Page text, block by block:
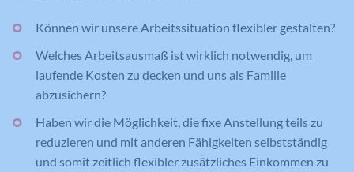
Können wir unsere Arbeitssituation flexibler gestalten?
Welches Arbeitsausmaß ist wirklich notwendig, um
laufende Kosten zu decken und uns als Familie
abzusichern?
Haben wir die Möglichkeit, die fixe Anstellung teils zu
reduzieren und mit anderen Fähigkeiten selbstständig
und somit zeitlich flexibler zusätzliches Einkommen zu